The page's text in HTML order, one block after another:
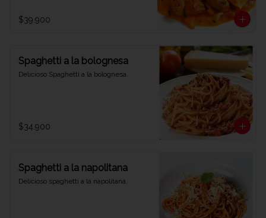
$39.900
Spaghetti a la bolognesa
Delicioso Spaghetti a la bolognesa.
$34.900
Spaghetti a la napolitana
Delicioso spaghetti a la napolitana.